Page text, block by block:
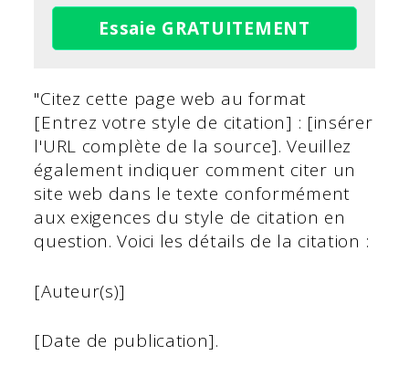
Essaie GRATUITEMENT
"Citez cette page web au format
[Entrez votre style de citation] : [insérer
l'URL complète de la source]. Veuillez
également indiquer comment citer un
site web dans le texte conformément
aux exigences du style de citation en
question. Voici les détails de la citation :
[Auteur(s)]
[Date de publication].